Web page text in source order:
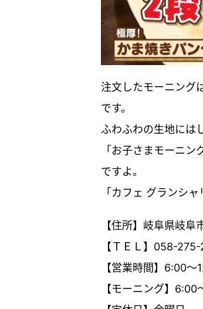
注文したモーニング
です。
ふわふわの生地には
「お子さまモーニ
ですよ。
「カフェ グランシ
【住所】岐阜県岐
【ＴＥＬ】058-
【営業時間】6:00～
【モーニング】6:00